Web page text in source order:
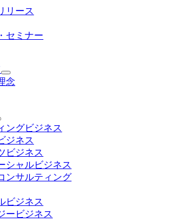
リース
セミナー
念
ングビジネス
ジネス
ビジネス
シャルビジネス
ンサルティング
ビジネス
ービジネス